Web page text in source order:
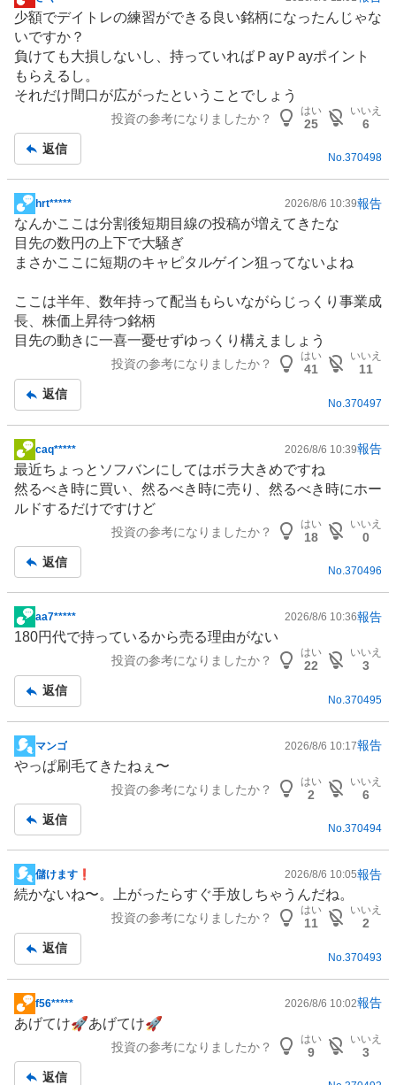
掲
示
板
記
事
少額でデイトレの練習ができる良い銘柄になったんじゃな
いですか？
負けても大損しないし、持っていればＰayＰayポイント
もらえるし。
それだけ間口が広がったということでしょう
投資の参考になりましたか？
はい
25
いいえ
6
返信
No.370498
掲
示
板
記
hrt***** 2026/8/6 10:39報告
なんかここは分割後短期目線の投稿が増えてきたな
目先の数円の上下で大騒ぎ
まさかここに短期のキャピタルゲイン狙ってないよね
ここは半年、数年持って配当もらいながらじっくり事業成
長、株価上昇待つ銘柄
目先の動きに一喜一憂せずゆっくり構えましょう
投資の参考になりましたか？
はい
41
いいえ
11
返信
No. 370497
掲
示
板
記
caq***** 2026/8/6 10:39報告
最近ちょっとソフバンにしてはボラ大きめですね
然るべき時に買い、然るべき時に売り、然るべき時にホー
ルドするだけですけど
投資の参考になりましたか？
はい
18
いいえ
0
返信
No.370496
掲
示
事
aa7***** 2026/8/6 10:36報告
180円代で持っているから売る理由がない
投資の参考になりましたか？
はい
22
いいえ
3
返信
No. 370495
掲
示
事
マンゴ 2026/8/6 10:17報告
やっぱ刷毛てきたねぇ〜
投資の参考になりましたか？
はい
2
いいえ
6
返信
No.370494
掲
示
事
儲けます❗️ 2026/8/6 10:05報告
続かないね〜。上がったらすぐ手放しちゃうんだね。
投資の参考になりましたか？
はい
11
いいえ
2
返信
No. 370493
掲
示
f56***** 2026/8/6 10:02報告
あげてけ🚀あげてけ🚀
投資の参考になりましたか？
はい
9
いいえ
3
返信